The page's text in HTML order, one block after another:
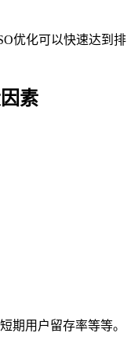
优化可以快速达到排
素
期用户留存率等等。